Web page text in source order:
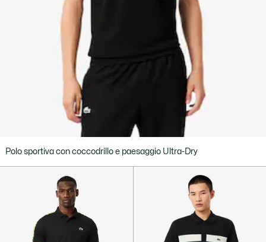
Polo sportiva con coccodrillo e paesaggio Ultra-Dry